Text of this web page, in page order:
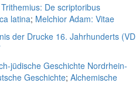
Trithemius: De scriptoribus
latina; Melchior Adam: Vitae
der Drucke 16. Jahrhunderts (VD
jüdische Geschichte Nordrhein-
Geschichte; Alchemische